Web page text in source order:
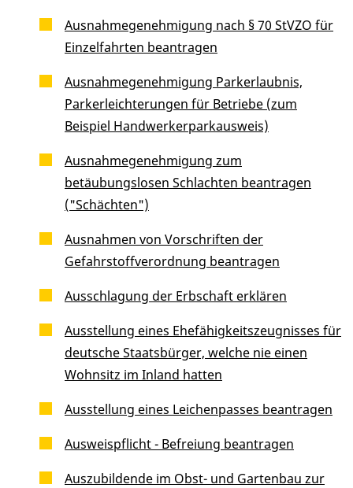
Ausnahmegenehmigung nach § 70 StVZO für
Einzelfahrten beantragen
Ausnahmegenehmigung Parkerlaubnis,
Parkerleichterungen für Betriebe (zum
Beispiel Handwerkerparkausweis)
Ausnahmegenehmigung zum
betäubungslosen Schlachten beantragen
("Schächten")
Ausnahmen von Vorschriften der
Gefahrstoffverordnung beantragen
Ausschlagung der Erbschaft erklären
Ausstellung eines Ehefähigkeitszeugnisses für
deutsche Staatsbürger, welche nie einen
Wohnsitz im Inland hatten
Ausstellung eines Leichenpasses beantragen
Ausweispflicht - Befreiung beantragen
Auszubildende im Obst- und Gartenbau zur